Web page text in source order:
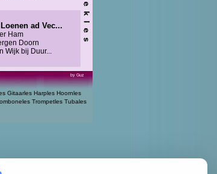
ad Vec...
Ham
Doorn
Wijk bij Duur...
by Guz
Gitaarles Harples Hoornles
Trompetles Tubales